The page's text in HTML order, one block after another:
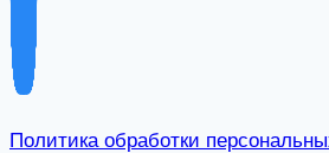
Политика обработки